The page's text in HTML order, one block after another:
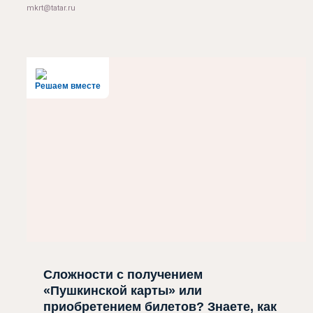
mkrt@tatar.ru
Решаем вместе
Сложности с получением
«Пушкинской карты» или
приобретением билетов? Знаете, как